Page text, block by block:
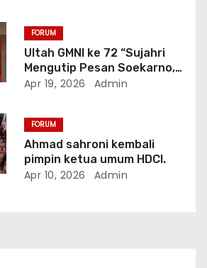
FORUM
Ultah GMNI ke 72 “Sujahri
Mengutip Pesan Soekarno,
Mengingatkan Pentingnya
Apr 19, 2026 Admin
FORUM
Ahmad sahroni kembali
pimpin ketua umum HDCI.
Apr 10, 2026 Admin